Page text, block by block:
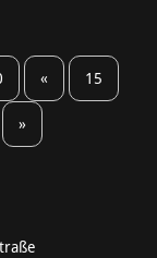
« 15
»